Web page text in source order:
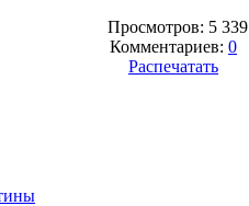
Просмотров: 5 339
Комментариев: 0
Распечатать